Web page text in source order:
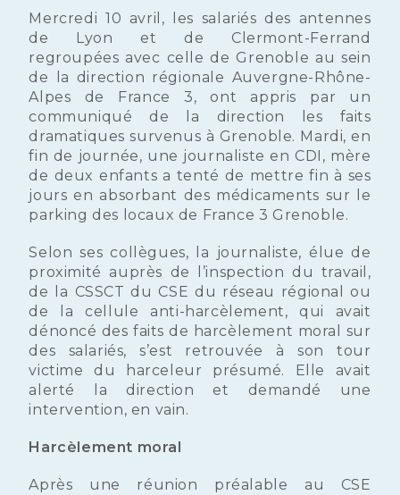
Mercredi 10 avril, les salariés des antennes
de Lyon et de Clermont-Ferrand
regroupées avec celle de Grenoble au sein
de la direction régionale Auvergne-Rhône-
Alpes de France 3, ont appris par un
communiqué de la direction les faits
dramatiques survenus à Grenoble. Mardi, en
fin de journée, une journaliste en CDI, mère
de deux enfants a tenté de mettre fin à ses
jours en absorbant des médicaments sur le
parking des locaux de France 3 Grenoble.
Selon ses collègues, la journaliste, élue de
proximité auprès de l’inspection du travail,
de la CSSCT du CSE du réseau régional ou
de la cellule anti-harcèlement, qui avait
dénoncé des faits de harcèlement moral sur
des salariés, s’est retrouvée à son tour
victime du harceleur présumé. Elle avait
alerté la direction et demandé une
intervention, en vain.
Harcèlement moral
Après une réunion préalable au CSE